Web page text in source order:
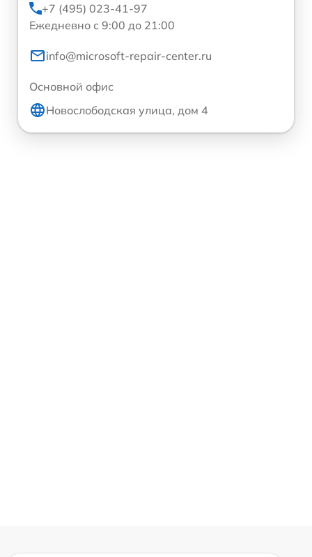
+7 (495) 023-41-97
Ежедневно с 9:00 до 21:00
info@microsoft-repair-center.ru
Основной офис
Новослободская улица, дом 4